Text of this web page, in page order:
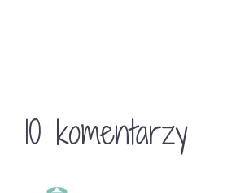
10 komentarzy